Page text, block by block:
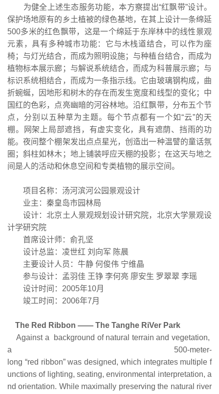
为健全上述生态服务功能，本方察提出“红飘带”设计。
保护场地原有的乡土植被的绿色基地，在其上设计一条绵延
500多米的红色飘带，这是一个绵延于东岸林中的线性景观
元素，具有多种城市功能：它与木栈道结合，可以作为座
椅；与灯光结合，而成为照明设施；与种植台结合，而成为
植物标本展示廊；与解说系统结合，而成为科普展示廊；与
标识系统相结合，而成为一条指示线。它由玻璃钢构成，曲
折蜿蜒，因地形和树木的存在而发生宽度和线型的变化；中
国红的色彩，点亮幽暗的河谷林地。沿红飘带，分布五个节
点，分别以五种草为主题。每个节点都有一个如“云”的天
棚。网架上局部遮挡，有虚实变化，具有遮荫、挡雨的功
能。夜间整个棚架发出点点星光，创造出一种温譬的童话氛
圈；斜柱如林木；地上铺装呼应天棚的投影；在这天与地之
间是人的活动和休息空间和专类植物的展示空间。
项目名称：汤河滨河公园景观设计
业主：秦皇岛市园林局
设计：北京土人景观规划设计研究院，北京大学景观设
计学研究院
首席设计师：俞孔坚
设计总监：凌世红 刘向军 陈晨
主要设计人员：牛静 何俊伟 宁维晶
参与设计：孟羽佳 王铮 李何亮 廖安生 罗翠翠 李瑶
设计时间：2005年10月
竣工时间：2006年7月
The Red Ribbon —— The Tanghe RiVer Park
Against a background of natural terrain and vegetation,
a 500-meter-
long “red ribbon” was designed, which integrates multiple f
unctions of lighting, seating, environmental interpretation, a
nd orientation. While maximally preserving the natural river